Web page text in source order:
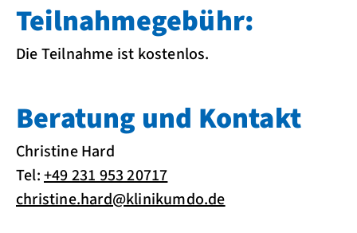
Teilnahmegebühr:
Die Teilnahme ist kostenlos.
Beratung und Kontakt
Christine Hard
Tel:+49 231 953 20717
christine.hard@klinikumdo.de